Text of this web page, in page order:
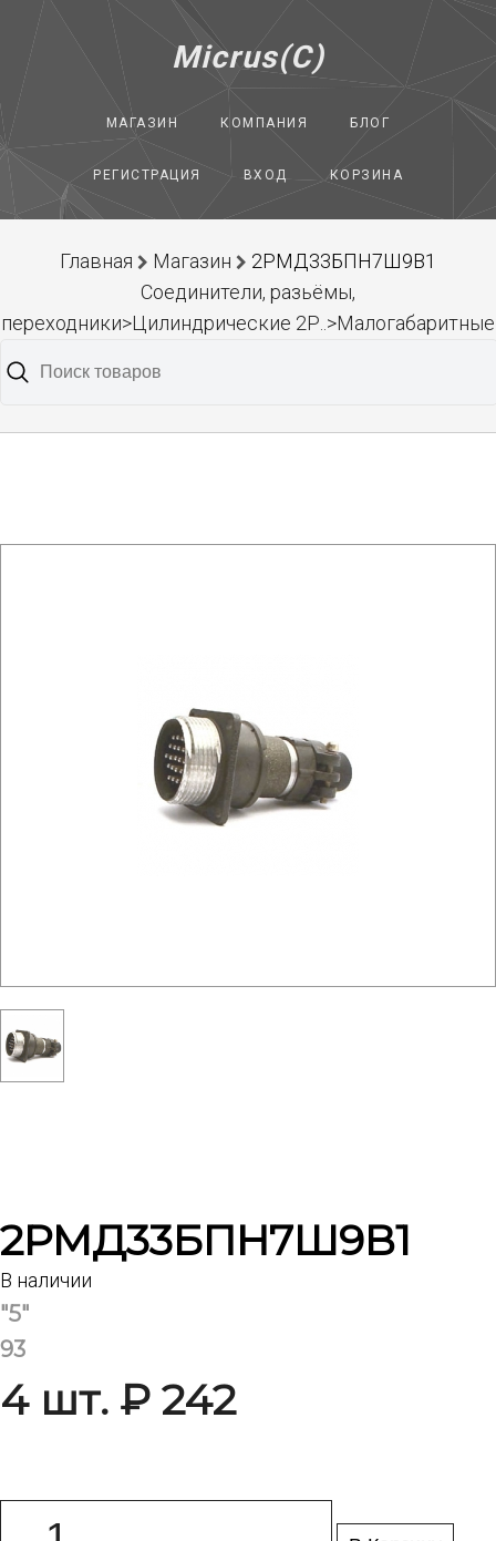
Micrus(C)
МАГАЗИН КОМПАНИЯ БЛОГ
РЕГИСТРАЦИЯ ВХОД КОРЗИНА
Главная Магазин
2РМД33БПН7Ш9В1
Соединители, разьёмы,
переходники>Цилиндрические 2Р..>Малогабаритные
2РМД33БПН7Ш9В1
В наличии
"5"
93
4 шт. ₽ 242